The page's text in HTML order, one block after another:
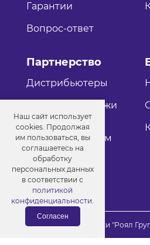
Гарантии
Вопрос-ответ
Партнерство
Дистрибьютеры
Оптовые продажи
Как стать
дистрибьютером
© Порошковые краски "Роял
конфиденциальности
Наш сайт использует
cookies. Продолжая
им пользоваться, вы
соглашаетесь на
обработку
персональных данных
в соответствии с
политикой
конфиденциальности.
Согласен